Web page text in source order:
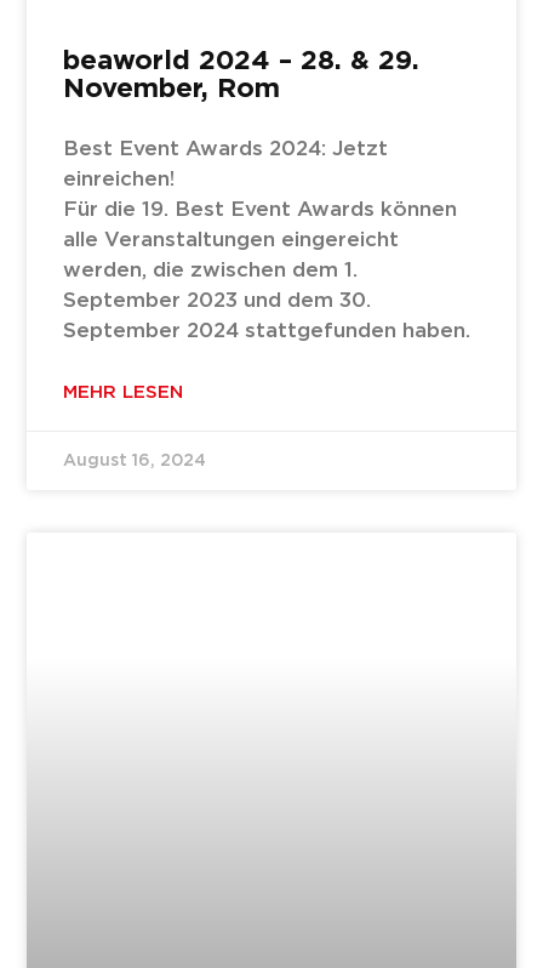
beaworld 2024 – 28. & 29.
November, Rom
Best Event Awards 2024: Jetzt
einreichen!
Für die 19. Best Event Awards können
alle Veranstaltungen eingereicht
werden, die zwischen dem 1.
September 2023 und dem 30.
September 2024 stattgefunden haben.
MEHR LESEN
August 16, 2024